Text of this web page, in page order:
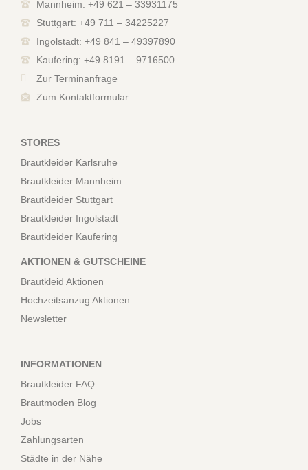
Mannheim: +49 621 – 33931175
Stuttgart: +49 711 – 34225227
Ingolstadt: +49 841 – 49397890
Kaufering: +49 8191 – 9716500
Zur Terminanfrage
Zum Kontaktformular
STORES
Brautkleider Karlsruhe
Brautkleider Mannheim
Brautkleider Stuttgart
Brautkleider Ingolstadt
Brautkleider Kaufering
AKTIONEN & GUTSCHEINE
Brautkleid Aktionen
Hochzeitsanzug Aktionen
Newsletter
INFORMATIONEN
Brautkleider FAQ
Brautmoden Blog
Jobs
Zahlungsarten
Städte in der Nähe